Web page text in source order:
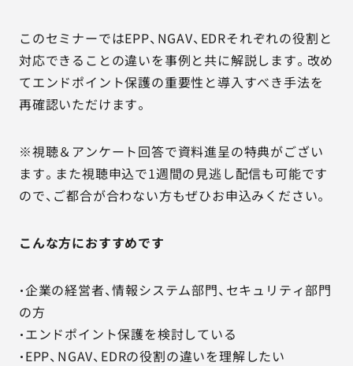
このセミナーではEPP、NGAV、EDRそれぞれの役割と
対応できることの違いを事例と共に解説します。改め
てエンドポイント保護の重要性と導入すべき手法を
再確認いただけます。
※視聴＆アンケート回答で資料進呈の特典がござい
ます。また視聴申込で1週間の見逃し配信も可能です
ので、ご都合が合わない方もぜひお申込みください。
こんな方におすすめです
・企業の経営者、情報システム部門、セキュリティ部門
の方
・エンドポイント保護を検討している
・EPP、NGAV、EDRの役割の違いを理解したい